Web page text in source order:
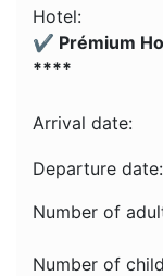
Hotel:
✔️ Prémium
****
Arrival date:
Departure date:
Number of
Number of